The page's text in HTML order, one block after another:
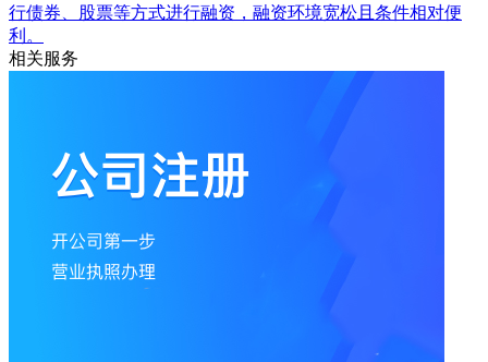
行债券、股票等方式进行融资，融资环境宽松且条件相对便
利。
相关服务